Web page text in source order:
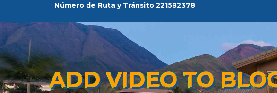
Número de Ruta y Tránsito 221582378
ADD VIDEO TO